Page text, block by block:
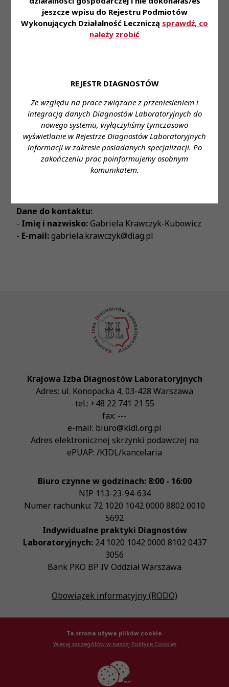
jeszcze wpisu do Rejestru Podmiotów
Wykonujących Działalność Leczniczą sprawdź, co
należy zrobić
REJESTR DIAGNOSTÓW
Ze względu na prace związane z przeniesieniem i
integracją danych Diagnostów Laboratoryjnych do
nowego systemu, wyłączyliśmy tymczasowo
wyświetlanie w Rejestrze Diagnostów Laboratoryjnych
informacji w zakresie posiadanych specjalizacji. Po
zakończeniu prac poinformujemy osobnym
komunikatem.
- Korzystają z pakietu socjalnego m.in.: karty
multisport, opieki medycznej, grupowego
ubezpieczenia, zniżek na badania laboratoryjne,
kursów językowych on-line
Aplikuj tutaj
Miejsce zatrudnienia:ul. Cegłowska 80,
Warszawa
Wymagane wykształcenie:Wyższe
Proponowane wynagrodzenie:Gwarantowane
ustawowe wynagrodzenie
Forma zatrudnienia:Umowa o pracę
Dane do kontaktu:
- Imię i nazwisko:Gabriela Krawczyk-Kubowicz
- E-mail:gabriela.krawczyk@diag.pl
Krajowa Izba Diagnostów Laboratoryjnych
Adres: ul. Konopacka 4, 03-428 Warszawa
tel.: +48 22 741 21 55
fax: ---
e-mail: biuro@kidl.org.pl
Adres elektronicznej skrzynki podawczej na
ePUAP: /KIDL/kancelaria
Biuro czynne w godzinach: 8:00 - 16:00
NIP 113-23-94-634
Numer rachunku: 72 1020 1042 0000 8802 0010
5692
Indywidualne praktyki Diagnostów
Laboratoryjnych:24 1020 1042 0000 8102 0437
3056
Bank PKO BP IV Oddział Warszawa
Obowiązek informacyjny (RODO)
© Krajowa Izba Diagnostów Laboratoryjnych 2026
Ta strona używa plików cookie.
Więcej szczegółów w naszej Polityce Cookies